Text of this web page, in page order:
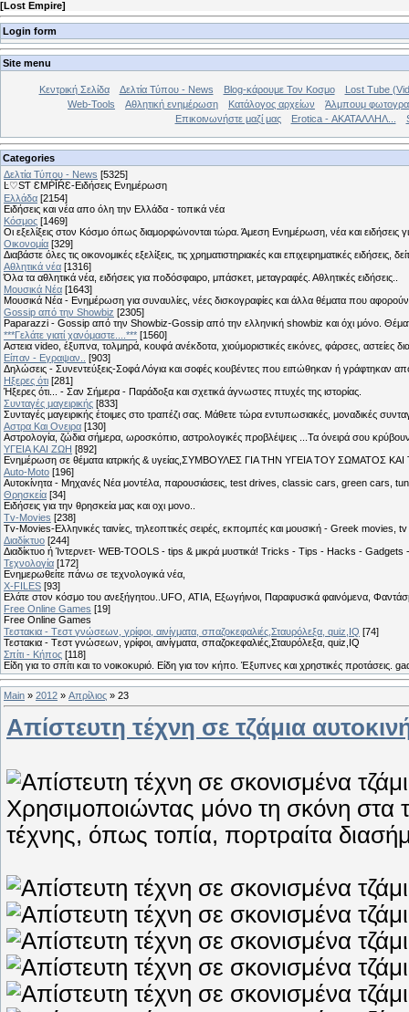
[Lost Empire]
Login form
Site menu
Κεντρική Σελίδα Δελτία Τύπου - News Blog-κάρουμε Τον Κοσμο
Lost Tube
Web-Tools
Αθλητική ενημέρωση Κατάλογος αρχείων
Άλμπουμ
Επικοινωνήστε μαζί μας
Erotica - ΑΚΑΤΑΛΛΗΛ...
Categories
Δελτία Τύπου - News [5325]
Ŀ♡SƬ ƐMṖĪŔƐ-Ειδήσεις Ενημέρωση
Ελλάδα [2154]
Ειδήσεις και νέα απο όλη την Ελλάδα - τοπικά νέα
Κόσμος [1469]
Οι εξελίξεις στον Κόσμο όπως διαμορφώνονται τώρα. Άμεση Ενημέρωση, νέα και
Οικονομία [329]
Διαβάστε όλες τις οικονομικές εξελίξεις, τις χρηματιστηριακές και επιχειρηματικές ειδήσεις,
Αθλητικά νέα [1316]
Όλα τα αθλητικά νέα, ειδήσεις για ποδόσφαιρο, μπάσκετ, μεταγραφές. Αθλητικές ειδήσεις..
Μουσικά Νέα [1643]
Μουσικά Νέα - Ενημέρωση για συναυλίες, νέες δισκογραφίες και άλλα θέματα που
Gossip από την Showbiz [2305]
Paparazzi - Gossip από την Showbiz-Gossip από την ελληνική showbiz και όχι μόνο.
***Γελάτε γιατί χανόμαστε....*** [1560]
Αστεια video, έξυπνα, τολμηρά, κουφά ανέκδοτα, χιούμοριστικές εικόνες, φάρσες, αστείες
Είπαν - Εγραψαν..
[903]
Δηλώσεις - Συνεντεύξεις-Σοφά Λόγια και σοφές κουβέντες που ειπώθηκαν ή
Hξερες ότι [281]
Ήξερες ότι... - Σαν Σήμερα - Παράδοξα και σχετικά άγνωστες πτυχές της ιστορίας.
Συνταγές μαγειρικής [833]
Συνταγές μαγειρικής έτοιμες στο τραπέζι σας. Μάθετε τώρα εντυπωσιακές, μοναδικές
Αστρα Και Ονειρα [130]
Αστρολογία, ζώδια σήμερα, ωροσκόπιο, αστρολογικές προβλέψεις ...Τα όνειρά σου
ΥΓΕΙΑ ΚΑΙ ΖΩΗ [892]
Eνημέρωση σε θέματα ιατρικής & υγείας,ΣΥΜΒΟΥΛΕΣ ΓΙΑ ΤΗΝ ΥΓΕΙΑ ΤΟΥ ΣΩΜΑΤΟΣ
Auto-Moto [196]
Αυτοκίνητα - Μηχανές Νέα μοντέλα, παρουσιάσεις, test drives, classic cars, green cars,
Θρησκεία [34]
Ειδήσεις για την θρησκεία μας και οχι μονο..
Tv-Movies [238]
Tv-Movies-Ελληνικές ταινίες, τηλεοπτικές σειρές, εκπομπές και μουσική - Greek movies,
Διαδίκτυο [244]
Διαδίκτυο ή Ίντερνετ- WEB-TOOLS - tips & μικρά μυστικά! Tricks - Tips - Hacks - Gadgets
Τεχνολογία [172]
Ενημερωθείτε πάνω σε τεχνολογικά νέα,
X-FILES [93]
Ελάτε στον κόσμο του ανεξήγητου..UFO, ΑΤΙΑ, Εξωγήινοι, Παραφυσικά φαινόμενα,
Free Online Games [19]
Free Online Games
Τεστακια - Tεστ γνώσεων, γρίφοι, αινίγματα, σπαζοκεφαλιές,Σταυρόλεξα, quiz,IQ [74]
Τεστακια - Tεστ γνώσεων, γρίφοι, αινίγματα, σπαζοκεφαλιές,Σταυρόλεξα, quiz,IQ
Σπίτι - Κήπος [118]
Είδη για το σπίτι και το νοικοκυριό. Είδη για τον κήπο. Έξυπνες και χρηστικές προτάσεις.
Main » 2012 » Απρίλιος » 23
Απίστευτη τέχνη σε τζάμια
Χρησιμοποιώντας μόνο τη σκόνη στα
τέχνης, όπως τοπία, πορτραίτα